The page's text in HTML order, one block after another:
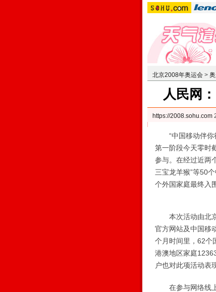
北京2008年奥运会 >
人民网
https://2008.sohu.com
“中国移动伴
第一阶段今天零时
参与。在经过近两
三宝龙羊猴”等50
个外国家庭最终入
本次活动由北京
官方网站及中国移
个月时间里，62个
港澳地区家庭
户也对此项活动表
在参与网络线上